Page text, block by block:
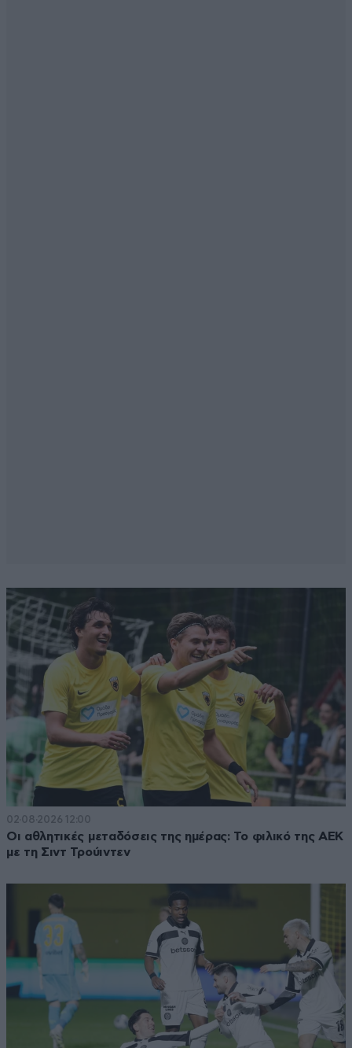
02·08·2026 12:00
Οι αθλητικές μεταδόσεις της ημέρας: Το φιλικό της ΑΕΚ
με τη Σιντ Τρούιντεν